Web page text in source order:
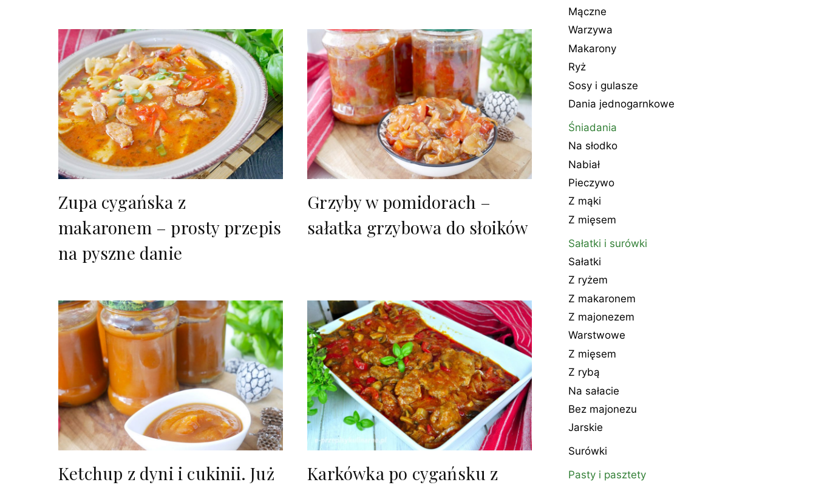
Zupa cygańska z
makaronem – prosty przepis
na pyszne danie
Grzyby w pomidorach –
sałatka grzybowa do słoików
Ketchup z dyni i cukinii. Już
Karkówka po cygańsku z
Mączne
Warzywa
Makarony
Ryż
Sosy i gulasze
Dania jednogarnkowe
Śniadania
Na słodko
Nabiał
Pieczywo
Z mąki
Z mięsem
Sałatki i surówki
Sałatki
Z ryżem
Z makaronem
Z majonezem
Warstwowe
Z mięsem
Z rybą
Na sałacie
Bez majonezu
Jarskie
Surówki
Pasty i pasztety